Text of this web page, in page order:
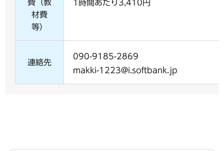
費（教
材費
等）
1時間あたり3,410円
連絡先
090-9185-2869
makki-1223@i.softbank.jp